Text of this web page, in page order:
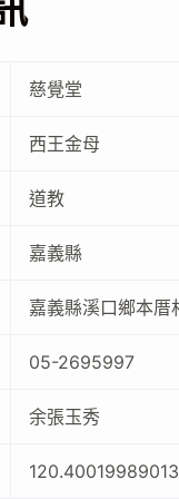
慈覺堂
西王金母
道教
嘉義縣
嘉義縣溪口鄉本
05-2695997
余張玉秀